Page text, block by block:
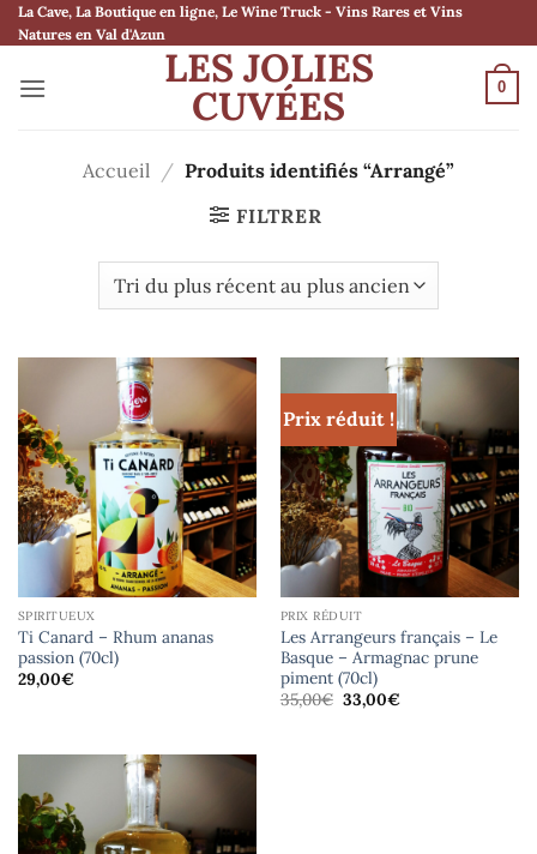
Passer
au
La Cave, La Boutique en ligne, Le Wine Truck - Vins Rares et Vins
Natures en Val d'Azun
LES JOLIES
CUVÉES 0
Accueil / Produits identifiés “Arrangé”
FILTRER
SPIRITUEUX
Ti Canard – Rhum ananas
passion (70cl)
29,00€
Prix réduit !
PRIX RÉDUIT
Les Arrangeurs français – Le
Basque – Armagnac prune
piment (70cl)
35,00€ Le
prix
33,00€Le